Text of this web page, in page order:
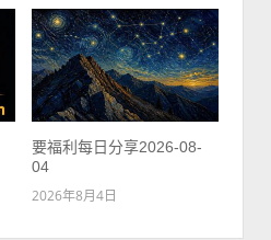
要福利每日分享2026-08-
04
2026年8月4日